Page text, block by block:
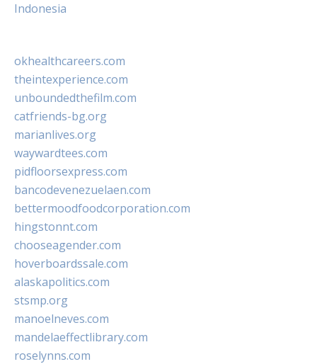
Indonesia
okhealthcareers.com
theintexperience.com
unboundedthefilm.com
catfriends-bg.org
marianlives.org
waywardtees.com
pidfloorsexpress.com
bancodevenezuelaen.com
bettermoodfoodcorporation.com
hingstonnt.com
chooseagender.com
hoverboardssale.com
alaskapolitics.com
stsmp.org
manoelneves.com
mandelaeffectlibrary.com
roselynns.com